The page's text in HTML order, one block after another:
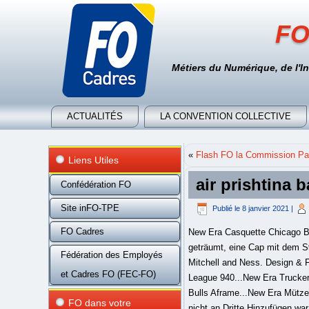
Métiers du Numérique, de
ACTUALITÉS LA CONVENTION COLLECTIVE
Liens Utiles
Confédération FO
Site inFO-TPE
FO Cadres
Fédération des Employés
et Cadres FO (FEC-FO)
FO dans votre
« Flash FO la Commission
air prishtina
Publié le 8 janvier 2021 |
New Era Casquette Chicago Bulls The... 23,90€ Erwecken sie die legende mit einer chicago bulls cap zum leben Wer hat noch nie davon geträumt, eine Cap mit dem Stier Benny zu tragen, dem kultigen Logo der Basketballmannschaft des Spitzensportlers Michael Jordan? Mitchell and Ness. Design & Formgebung mit Prestashop.New Era Trucker Engineered Fit Bulls gray.New Era Trucker Seasonal The League 940...New Era Trucker Kids Seasonal Bulls 940...New Era Kids Tonal 950 Stretch Bulls black.New Era Cap Engineered Plus Bulls Aframe...New Era Mütze Kids Character Stripe Bulls. Wir geben Ihre Zahlungsdaten nicht an Dritte weiter und verkaufen Ihre Daten nicht an Dritte.Hinzufügen war nicht erfolgreich. Neben dem typischen schwarzen oder roten Modell mit dreidimensional gesticktem Logo können Sie Ihr Lieblingsteam nun auch mit einer trendigen Chicago Bulls Cap unterstützen.La team Headict est à votre écoute uniquement par mail pour ces prochaines semaines.Headict SAS - Finde die Farbkombination sehr gut. 34,95 EUR Achat immédiat. Februar 2018,berretto nba,direi molto bello,specialmente per gli appassionati di basket,Inutile dire la buonissima manifattura,cura nei dettagli,e materiale ottimo.Niente da dire.consigliato a pieni voti,Rezension aus Frankreich vom 21. beschädigt. Es ist sowohl ein Chicago Bulls Accessoire, als auch ein Kleidungsstück, dass den amerikanischen Lebensstil widerspiegelt, den Sie durchs Tragen gleichzeitig verteidigen!New Era Chicago Bulls: das Bündnis der Legenden.Mit sechs nationalen Titeln, einem hochkarätigen Maskottchen Benny the Bull und einer unglaublichen Liste von Erfolgen, insbesondere in den 90er Jahren, haben die Chicago Bulls die größten Marken für sich gewonnen. Es hat so viele legendäre Spieler wie z.B. Mitchell & Ness NBA Curved Visor 110 Snapback - Chicago Bulls, grey heather. 4,00 EUR 0 enchères. Vente de casquette snapback - casquette trucker.Mysnapbackcap.com est un site de vente en ligne spécialisé dans la vente de casquette des plus grandes marques (New Era, Mitchell and Ness, Starter, Obey...). 33,99 € 7 1/4 7 3/8 7 1/2 7 5/8. Auch nach